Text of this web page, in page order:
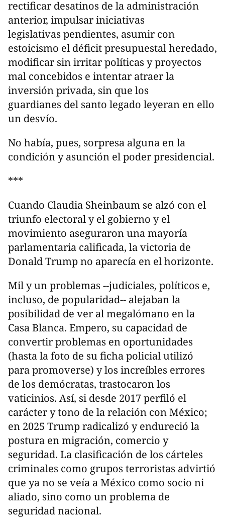
rectificar desatinos de la administración
anterior, impulsar iniciativas
legislativas pendientes, asumir con
estoicismo el déficit presupuestal heredado,
modificar sin irritar políticas y proyectos
mal concebidos e intentar atraer la
inversión privada, sin que los
guardianes del santo legado leyeran en ello
un desvío.
No había, pues, sorpresa alguna en la
condición y asunción el poder presidencial.
***
Cuando Claudia Sheinbaum se alzó con el
triunfo electoral y el gobierno y el
movimiento aseguraron una mayoría
parlamentaria calificada, la victoria de
Donald Trump no aparecía en el horizonte.
Mil y un problemas --judiciales, políticos e,
incluso, de popularidad-- alejaban la
posibilidad de ver al megalómano en la
Casa Blanca. Empero, su capacidad de
convertir problemas en oportunidades
(hasta la foto de su ficha policial utilizó
para promoverse) y los increíbles errores
de los demócratas, trastocaron los
vaticinios. Así, si desde 2017 perfiló el
carácter y tono de la relación con México;
en 2025 Trump radicalizó y endureció la
postura en migración, comercio y
seguridad. La clasificación de los cárteles
criminales como grupos terroristas advirtió
que ya no se veía a México como socio ni
aliado, sino como un problema de
seguridad nacional.